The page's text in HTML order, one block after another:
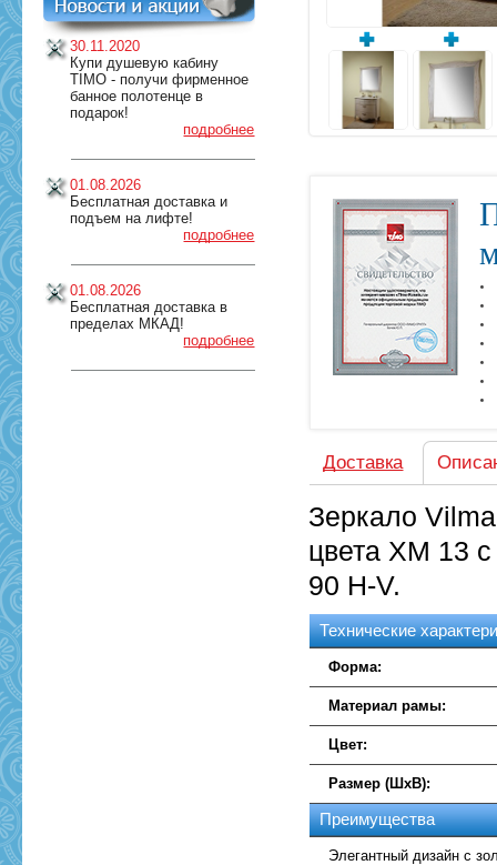
30.11.2020
Купи душевую кабину
TIMO - получи фирменное
банное полотенце в
подарок!
подробнее
01.08.2026
Бесплатная доставка и
подъем на лифте!
подробнее
01.08.2026
Бесплатная доставка в
пределах МКАД!
подробнее
Доставка
Зеркало
цвета XM 13
90 H-V.
Технические
Форма:
Материал рамы:
Цвет:
Размер (ШхВ):
Преимущества
Элегантный дизайн с